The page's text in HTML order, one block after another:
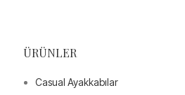
ÜRÜNLER
Casual Ayakkabılar